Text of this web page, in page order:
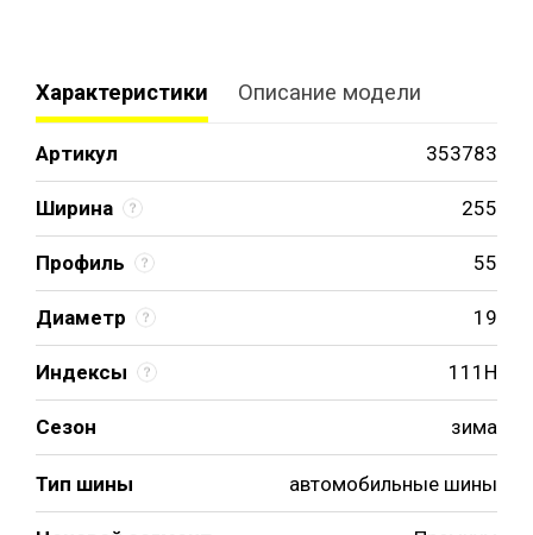
Характеристики Описание модели
Артикул 353783
Ширина 255
Профиль 55
Диаметр 19
Индексы 111H
Сезон зима
Тип шины автомобильные шины